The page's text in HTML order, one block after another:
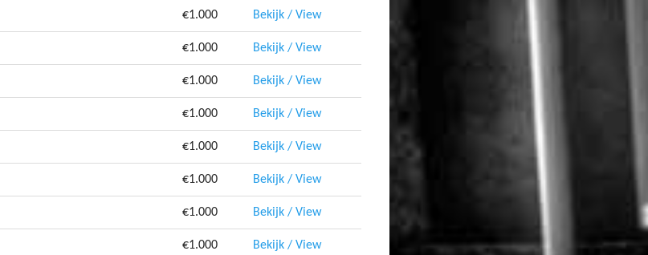
€1.000 Bekijk / View
€1.000 Bekijk / View
€1.000 Bekijk / View
€1.000 Bekijk / View
€1.000 Bekijk / View
€1.000 Bekijk / View
€1.000 Bekijk / View
€1.000 Bekijk / View